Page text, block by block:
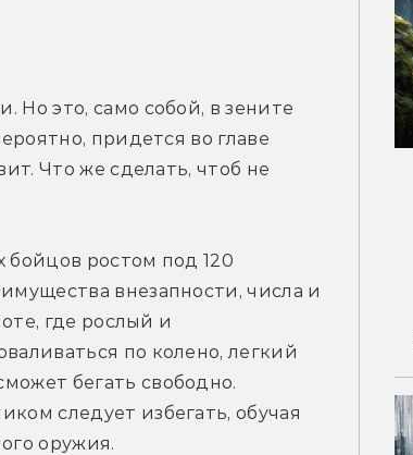
это, само собой, в зените
придется во главе
Что же сделать, чтоб не
бойцов ростом под 120
внезапности, числа и
где рослый и
по колено, легкий
бегать свободно.
следует избегать, обучая
оружия.